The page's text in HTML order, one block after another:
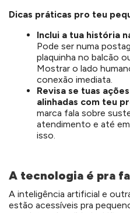
Dicas práticas pro teu
Inclui a tua história
Pode ser numa
plaquinha no balcão
Mostrar o lado
conexão imediata.
Revisa se tuas
alinhadas com teu
marca fala sobre
atendimento e até
isso.
A tecnologia é pra
A inteligência artificial e
estão acessíveis pra